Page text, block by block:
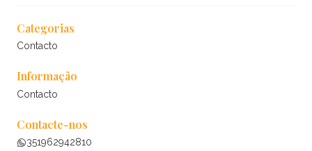
Categorias
Contacto
Informação
Contacto
Contacte-nos
351962942810